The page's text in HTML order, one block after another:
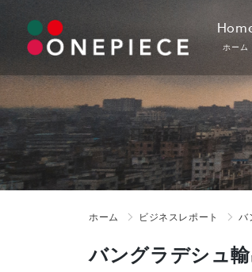
content
ホーム
ホーム ビジネスレポート バ
バングラデシュ